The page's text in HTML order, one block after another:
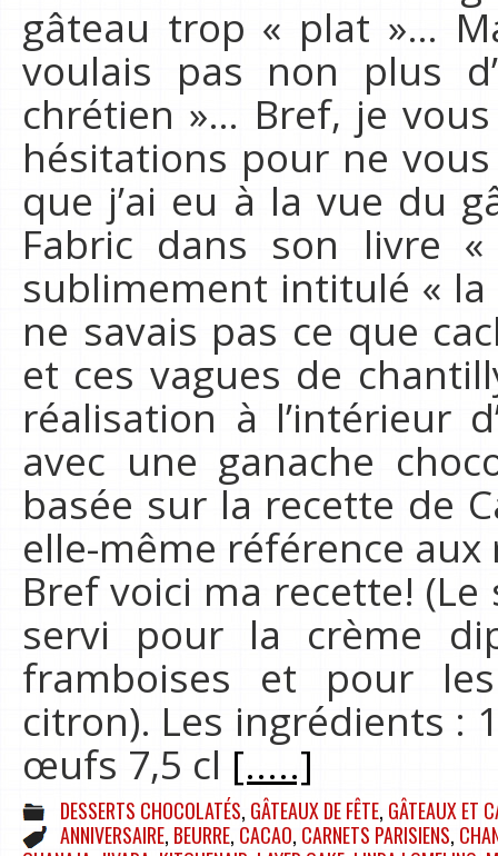
gâteau trop « plat »…
voulais pas non plus
chrétien »… Bref, je
hésitations pour ne
que j’ai eu à la vue du
Fabric dans son livre
sublimement intitulé « la
ne savais pas ce que
et ces vagues de
réalisation à l’intérieur
avec une ganache
basée sur la recette de
elle-même référence
Bref voici ma recette!
servi pour la crème
framboises et pour
citron). Les ingrédients :
œufs 7,5 cl [.....]
DESSERTS CHOCOLATÉS, GÂTEAUX DE FÊTE, GÂTEAUX ET
ANNIVERSAIRE, BEURRE, CACAO, CARNETS PARISIENS,